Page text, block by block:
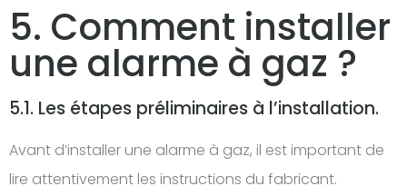
5. Comment installer
une alarme à gaz ?
5.1. Les étapes préliminaires à l’installation.
Avant d’installer une alarme à gaz, il est important de
lire attentivement les instructions du fabricant.